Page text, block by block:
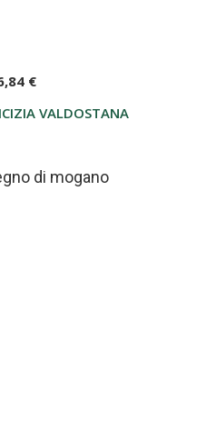
VALDOSTANA 4 BECCHI
€